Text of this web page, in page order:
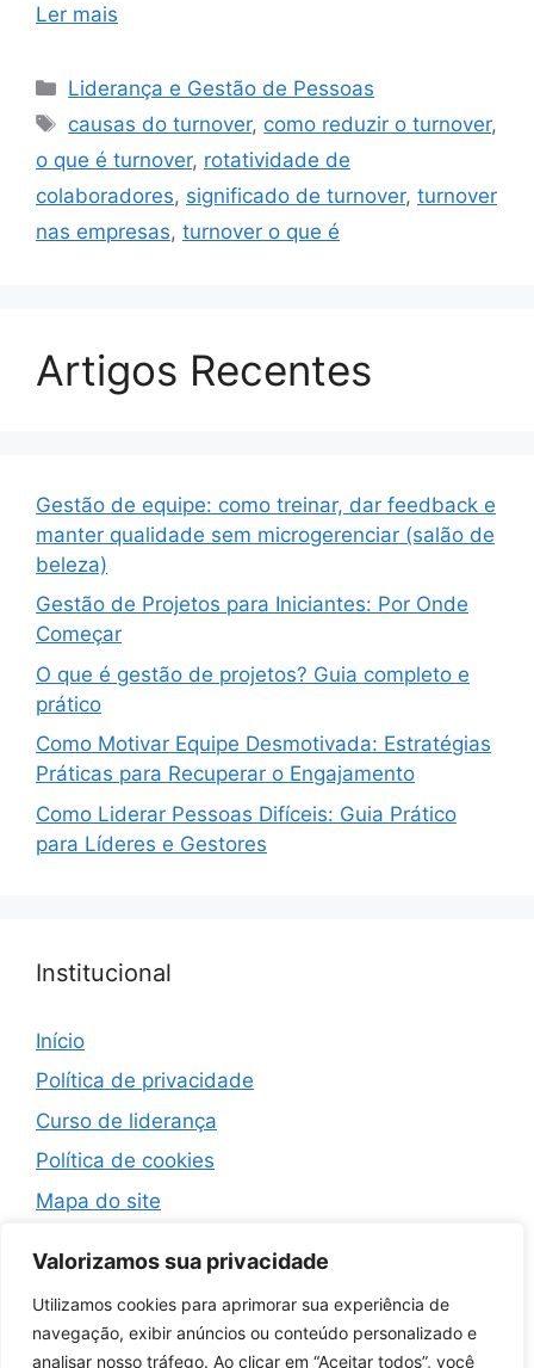
Valorizamos sua privacidade
Utilizamos cookies para aprimorar sua experiência de
navegação, exibir anúncios ou conteúdo personalizado e
analisar nosso tráfego. Ao clicar em “Aceitar todos”, você
Ler mais
Categorias
Liderança e Gestão de Pessoas
Tags
causas do turnover, como reduzir o turnover,
o que é turnover, rotatividade de
colaboradores, significado de turnover, turnover
nas empresas, turnover o que é
Artigos Recentes
Gestão de equipe: como treinar, dar feedback e
manter qualidade sem microgerenciar (salão de
beleza)
Gestão de Projetos para Iniciantes: Por Onde
Começar
O que é gestão de projetos? Guia completo e
prático
Como Motivar Equipe Desmotivada: Estratégias
Práticas para Recuperar o Engajamento
Como Liderar Pessoas Difíceis: Guia Prático
para Líderes e Gestores
Institucional
Início
Política de privacidade
Curso de liderança
Política de cookies
Mapa do site